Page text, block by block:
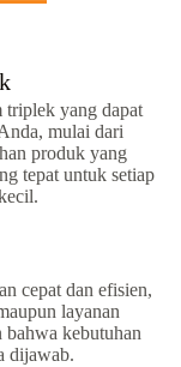
triplek yang dapat
mulai dari
produk yang
tepat untuk setiap
cepat dan efisien,
layanan
bahwa kebutuhan
dijawab.